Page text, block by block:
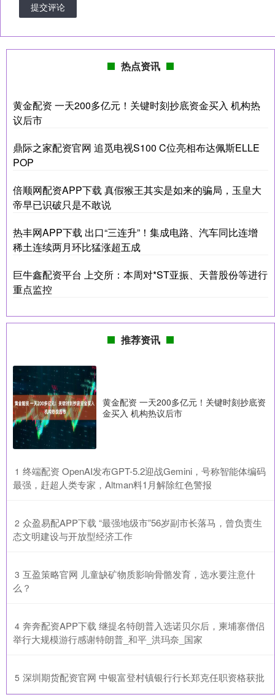
提交评论
热点资讯
黄金配资 一天200多亿元！关键时刻抄底资金买入 机构热
议后市
鼎际之家配资官网 追觅电视S100 C位亮相布达佩斯ELLE
POP
倍顺网配资APP下载 真假猴王其实是如来的骗局，玉皇大
帝早已识破只是不敢说
热丰网APP下载 出口“三连升”！集成电路、汽车同比连增
稀土连续两月环比猛涨超五成
巨牛鑫配资平台 上交所：本周对*ST亚振、天普股份等进行
重点监控
推荐资讯
黄金配资 一天200多亿元！关键时刻抄底资
金买入 机构热议后市
1 ​终端配资 OpenAI发布GPT-5.2迎战Gemini，号称智能体编码
最强，赶超人类专家，Altman料1月解除红色警报
2 ​众盈易配APP下载 “最强地级市”56岁副市长落马，曾负责生
态文明建设与开放型经济工作
3 ​互盈策略官网 儿童缺矿物质影响骨骼发育，选水要注意什
么？
4 ​奔奔配资APP下载 继提名特朗普入选诺贝尔后，柬埔寨僧侣
举行大规模游行感谢特朗普_和平_洪玛奈_国家
5 ​深圳期货配资官网 中银富登村镇银行行长郑克任职资格获批